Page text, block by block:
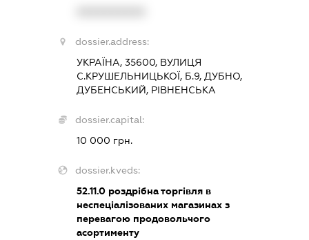
dossier.address:
УКРАЇНА, 35600, ВУЛИЦЯ
С.КРУШЕЛЬНИЦЬКОЇ, Б.9, ДУБНО,
ДУБЕНСЬКИЙ, РІВНЕНСЬКА
dossier.capital:
10 000 грн.
dossier.kveds:
52.11.0роздрібна торгівля в
неспеціалізованих магазинах з
перевагою продовольчого
асортименту